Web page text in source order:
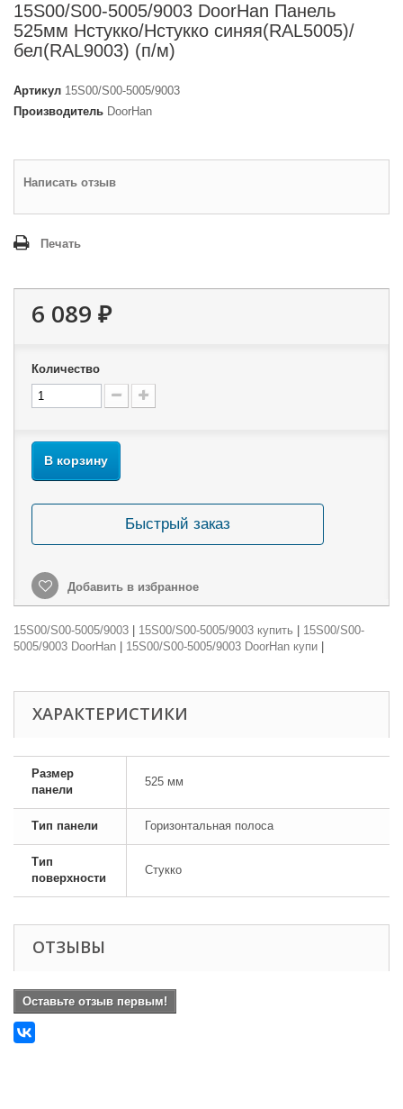
15S00/S00-5005/9003 DoorHan Панель
525мм Нстукко/Нстукко синяя(RAL5005)/
бел(RAL9003) (п/м)
Артикул 15S00/S00-5005/9003
Производитель DoorHan
Написать отзыв
Печать
6 089 ₽
Количество
В корзину
Быстрый заказ
Добавить в избранное
15S00/S00-5005/9003 15S00/S00-5005/9003 купить
15S00/S00-
5005/9003 DoorHan
15S00/S00-5005/9003 DoorHan купи
ХАРАКТЕРИСТИКИ
Размер
панели
525 мм
Тип панели Горизонтальная полоса
Тип
поверхности
Стукко
ОТЗЫВЫ
Оставьте отзыв первым!